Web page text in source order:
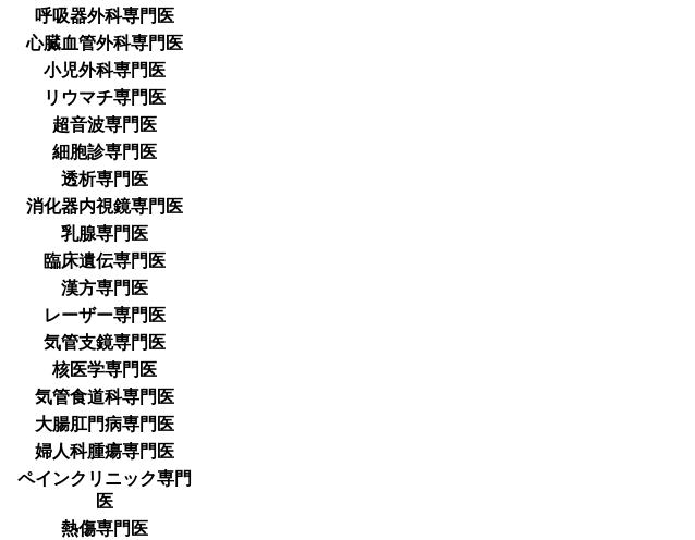
呼吸器外科専門医
心臓血管外科専門医
小児外科専門医
リウマチ専門医
超音波専門医
細胞診専門医
透析専門医
消化器内視鏡専門医
乳腺専門医
臨床遺伝専門医
漢方専門医
レーザー専門医
気管支鏡専門医
核医学専門医
気管食道科専門医
大腸肛門病専門医
婦人科腫瘍専門医
ペインクリニック専門
医
熱傷専門医